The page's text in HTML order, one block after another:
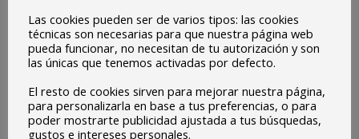
Las cookies pueden ser de varios tipos: las cookies
técnicas son necesarias para que nuestra página web
pueda funcionar, no necesitan de tu autorización y son
las únicas que tenemos activadas por defecto.
El resto de cookies sirven para mejorar nuestra página,
para personalizarla en base a tus preferencias, o para
poder mostrarte publicidad ajustada a tus búsquedas,
gustos e intereses personales.